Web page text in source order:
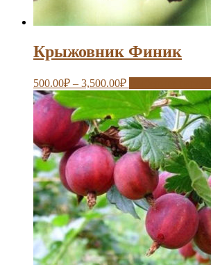
Крыжовник Финик
500.00₽ – 3,500.00₽